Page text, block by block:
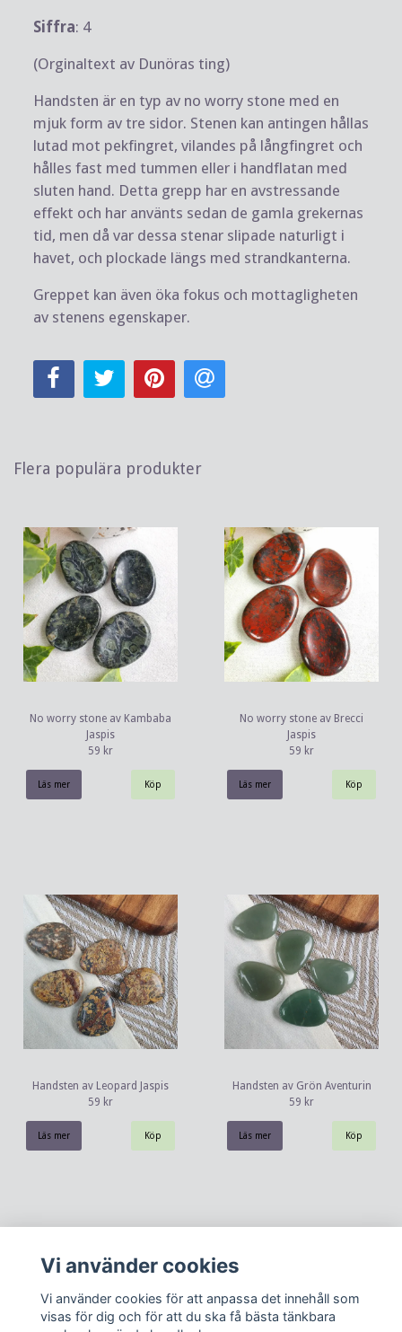
Siffra: 4
(Orginaltext av Dunöras ting)
Handsten är en typ av no worry stone med en
mjuk form av tre sidor. Stenen kan antingen hållas
lutad mot pekfingret, vilandes på långfingret och
hålles fast med tummen eller i handflatan med
sluten hand. Detta grepp har en avstressande
effekt och har använts sedan de gamla grekernas
tid, men då var dessa stenar slipade naturligt i
havet, och plockade längs med strandkanterna.
Greppet kan även öka fokus och mottagligheten
av stenens egenskaper.
Flera populära produkter
No worry stone av Kambaba
Jaspis
59 kr
Läs mer
No worry stone av Brecci
Jaspis
59 kr
Läs mer
Handsten av Leopard Jaspis
59 kr
Läs mer
Handsten av Grön Aventurin
59 kr
Läs mer
Vi använder cookies
Vi använder cookies för att anpassa det innehåll som
visas för dig och för att du ska få bästa tänkbara